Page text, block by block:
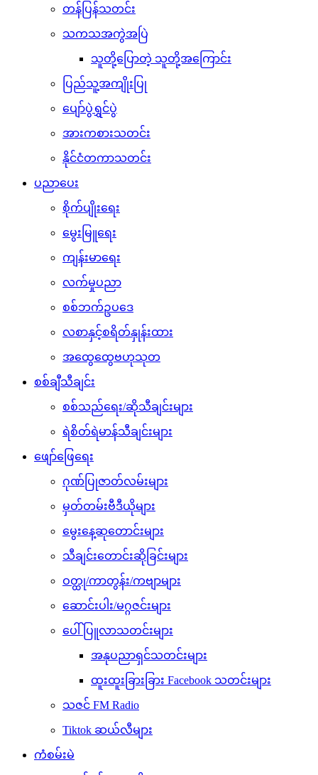
တန်ပြန်သတင်း
သကသအကွဲအပြဲ
သူတို့ပြောတဲ့ သူတို့အကြောင်း
ပြည်သူ့အကျိုးပြု
ပျော်ပွဲရွှင်ပွဲ
အားကစားသတင်း
နိုင်ငံတကာသတင်း
ပညာပေး
စိုက်ပျိုးရေး
မွေးမြူရေး
ကျန်းမာရေး
လက်မှုပညာ
စစ်ဘက်ဥပဒေ
လစာနှင့်စရိတ်နှုန်းထား
အထွေထွေဗဟုသုတ
စစ်ချီသီချင်း
စစ်သည်ရေး/ဆိုသီချင်းများ
ရဲစိတ်ရဲမာန်သီချင်းများ
ဖျော်ဖြေရေး
ဂုဏ်ပြုဇာတ်လမ်းများ
မှတ်တမ်းဗီဒီယိုများ
မွေးနေ့ဆုတောင်းများ
သီချင်းတောင်းဆိုခြင်းများ
ဝတ္ထု/ကာတွန်း/ကဗျာများ
ဆောင်းပါး/မဂ္ဂဇင်းများ
ပေါ်ပြူလာသတင်းများ
အနုပညာရှင်သတင်းများ
ထူးထူးခြားခြား Facebook သတင်းများ
သဇင် FM Radio
Tiktok ဆယ်လီများ
ကံစမ်းမဲ